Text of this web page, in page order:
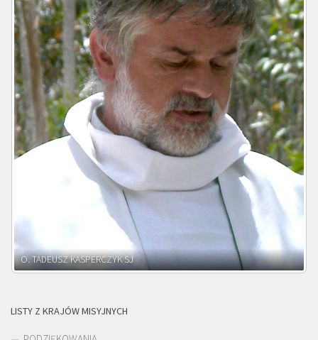
O. ADNRZEJ LEŚNIARA SJ
LISTY Z KRAJÓW MISYJNYCH